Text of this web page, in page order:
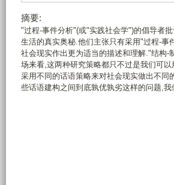
摘要:
"过程-事件分析"(或"实践社会学")的倡导者
生活的真实奥秘.他们主张只有采用"过程-
社会现实作出更为适当的描述和理解."结构
场来看,这两种研究策略都只不过是我们可
采用不同的话语策略来对社会现实做出不
些话语建构之间到底孰优孰劣这样的问题,